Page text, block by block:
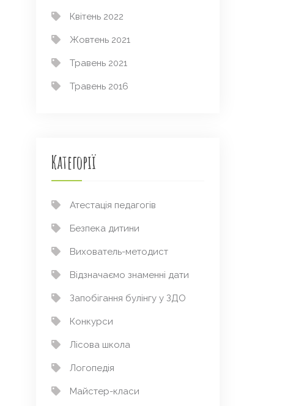
Квітень 2022
Жовтень 2021
Травень 2021
Травень 2016
Категорії
Атестація педагогів
Безпека дитини
Вихователь-методист
Відзначаємо знаменні дати
Запобігання булінгу у ЗДО
Конкурси
Лісова школа
Логопедія
Майстер-класи